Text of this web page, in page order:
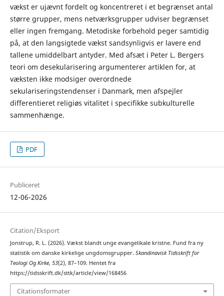
vækst er ujævnt fordelt og koncentreret i et begrænset antal
større grupper, mens netværksgrupper udviser begrænset
eller ingen fremgang. Metodiske forbehold peger samtidig
på, at den langsigtede vækst sandsynligvis er lavere end
tallene umiddelbart antyder. Med afsæt i Peter L. Bergers
teori om desekularisering argumenterer artiklen for, at
væksten ikke modsiger overordnede
sekulariseringstendenser i Danmark, men afspejler
differentieret religiøs vitalitet i specifikke subkulturelle
sammenhænge.
PDF
Publiceret
12-06-2026
Citation/Eksport
Jonstrup, R. L. (2026). Vækst blandt unge evangelikale kristne. Fund fra ny
statistik om danske kirkelige ungdomsgrupper. Skandinavisk Tidsskrift for
Teologi Og Kirke, 53(2), 87–109. Hentet fra
https://tidsskrift.dk/sttk/article/view/168456
Citationsformater